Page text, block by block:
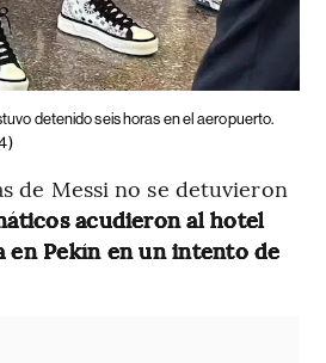
detenido seis horas en el aeropuerto.
de Messi no se detuvieron
acudieron al hotel
en Pekín en un intento de